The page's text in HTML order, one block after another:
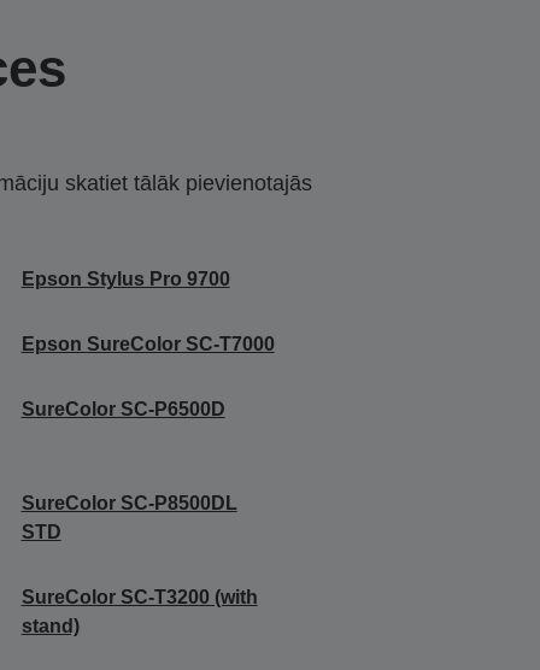
skatiet tālāk pievienotajās
Epson Stylus Pro 9700
Epson SureColor SC-T7000
SureColor SC-P6500D
SureColor SC-P8500DL
STD
SureColor SC-T3200 (with
stand)